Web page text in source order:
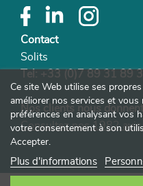
Contact
Solits
Tel: +33 (0)7 89 31 89
Nos clients nous
Consultez nos 1982
Ce site Web utilise ses
améliorer nos services et
préférences en analysant vos
votre consentement à son
Accepter.
Plus d'informations